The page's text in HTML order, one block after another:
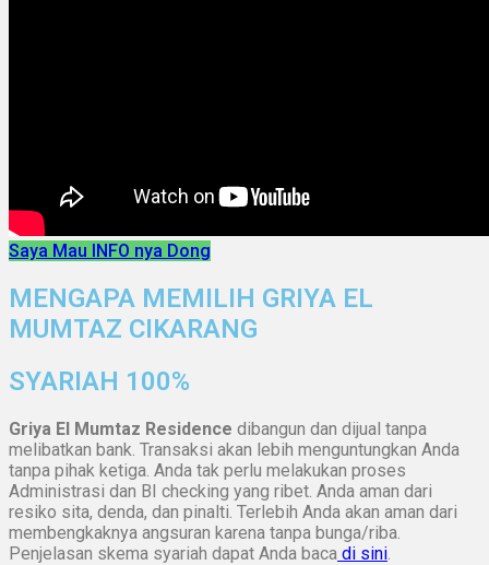
Saya Mau INFO nya Dong
MENGAPA MEMILIH GRIYA EL
MUMTAZ CIKARANG
SYARIAH 100%
Griya El Mumtaz Residence dibangun dan dijual tanpa
melibatkan bank. Transaksi akan lebih menguntungkan Anda
tanpa pihak ketiga. Anda tak perlu melakukan proses
Administrasi dan BI checking yang ribet. Anda aman dari
resiko sita, denda, dan pinalti. Terlebih Anda akan aman dari
membengkaknya angsuran karena tanpa bunga/riba.
Penjelasan skema syariah dapat Anda baca di sini.